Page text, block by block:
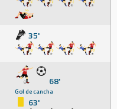
35'
68'
Gol de cancha
63'